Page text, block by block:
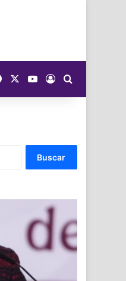
FacebookYouTube
Acceso